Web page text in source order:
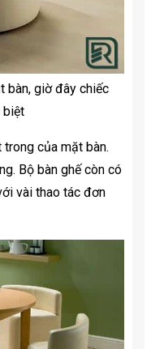
bàn, giờ đây chiếc
biệt
của mặt bàn.
Bộ bàn ghế còn có
vài thao tác đơn